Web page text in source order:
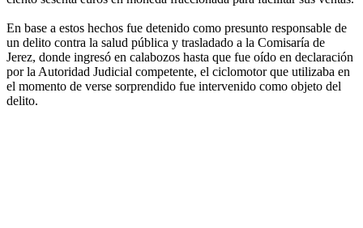
En base a estos hechos fue detenido como presunto responsable de
un delito contra la salud pública y trasladado a la Comisaría de
Jerez, donde ingresó en calabozos hasta que fue oído en declaración
por la Autoridad Judicial competente, el ciclomotor que utilizaba en
el momento de verse sorprendido fue intervenido como objeto del
delito.